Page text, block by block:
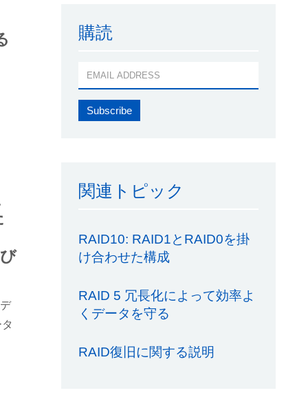
購読
関連トピック
RAID10: RAID1とRAID0を掛
け合わせた構成
RAID 5 冗長化によって効率よ
くデータを守る
RAID復旧に関する説明